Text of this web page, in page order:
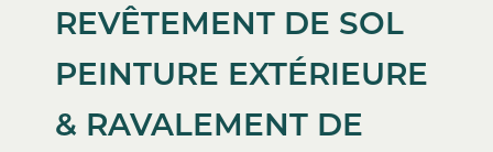
REVÊTEMENT DE SOL
PEINTURE EXTÉRIEURE
& RAVALEMENT DE